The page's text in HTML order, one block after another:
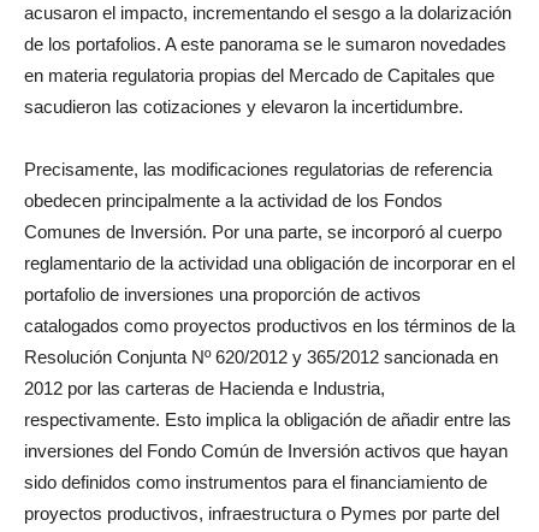
acusaron el impacto, incrementando el sesgo a la dolarización
de los portafolios. A este panorama se le sumaron novedades
en materia regulatoria propias del Mercado de Capitales que
sacudieron las cotizaciones y elevaron la incertidumbre.
Precisamente, las modificaciones regulatorias de referencia
obedecen principalmente a la actividad de los Fondos
Comunes de Inversión. Por una parte, se incorporó al cuerpo
reglamentario de la actividad una obligación de incorporar en el
portafolio de inversiones una proporción de activos
catalogados como proyectos productivos en los términos de la
Resolución Conjunta Nº 620/2012 y 365/2012 sancionada en
2012 por las carteras de Hacienda e Industria,
respectivamente. Esto implica la obligación de añadir entre las
inversiones del Fondo Común de Inversión activos que hayan
sido definidos como instrumentos para el financiamiento de
proyectos productivos, infraestructura o Pymes por parte del